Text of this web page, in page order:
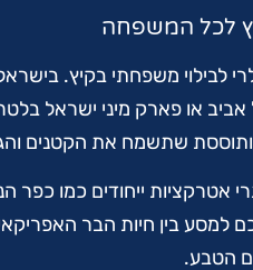
לכל המשפחה
לבילוי משפחתי בקיץ.
אביב או פארק מיני ישראל
ותוססת שתשמח את הקטנים
ייחודים כמו כפר
בין חיות הבר
הטבע.